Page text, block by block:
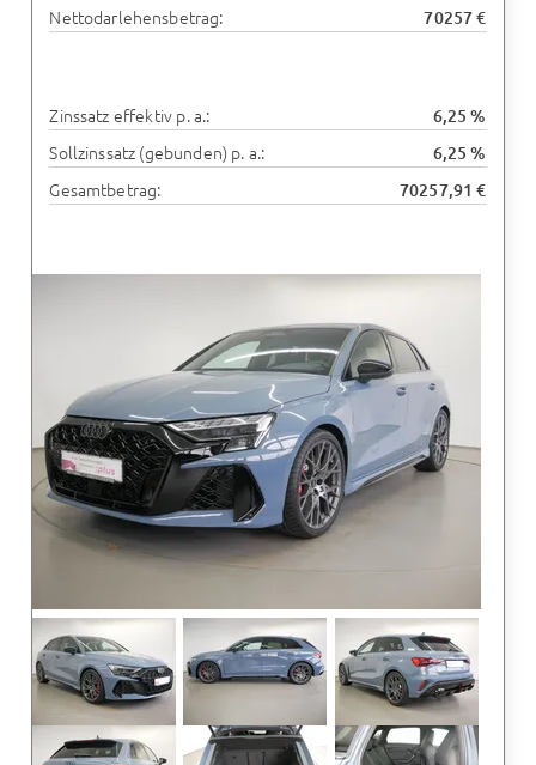
Nettodarlehensbetrag: 70257 €
Zinssatz effektiv p. a.: 6,25 %
Sollzinssatz (gebunden) p. a.: 6,25 %
Gesamtbetrag: 70257,91 €